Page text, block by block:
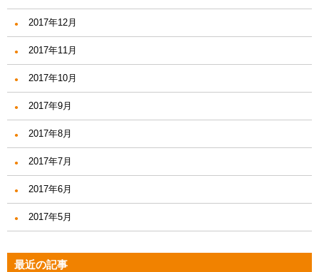
2017年12月
2017年11月
2017年10月
2017年9月
2017年8月
2017年7月
2017年6月
2017年5月
最近の記事